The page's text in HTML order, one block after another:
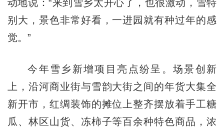
动地说：“来到雪乡太开心了，也很激动，雪特
别大，景色非常好看，一进园就有种过年的感
觉。”
今年雪乡新增项目亮点纷呈。场景创新
上，沿河商业街与雪韵大街之间的年货大集全
新开市，红绸装饰的摊位上整齐摆放着手工糖
瓜、林区山货、冻柿子等百余种特色商品，浓